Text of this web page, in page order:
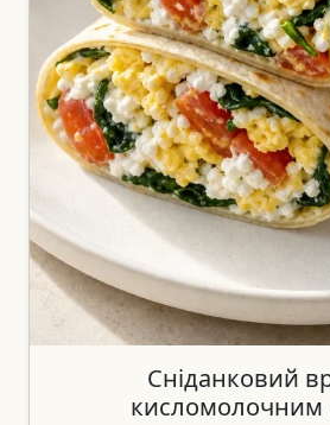
Сніданковий
кисломолочним